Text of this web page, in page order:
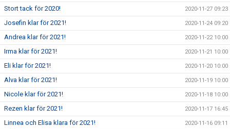
Stort tack för 2020! 2020-11-27 09:23
Josefin klar för 2021! 2020-11-24 09:20
Andrea klar för 2021! 2020-11-22 10:00
Irma klar för 2021! 2020-11-21 10:00
Eli klar för 2021! 2020-11-20 10:00
Alva klar för 2021! 2020-11-19 10:00
Nicole klar för 2021! 2020-11-18 10:00
Rezen klar för 2021! 2020-11-17 16:45
Linnea och Elisa klara för 2021! 2020-11-16 09:11